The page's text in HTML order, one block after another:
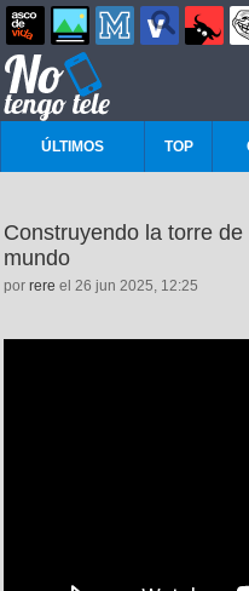
ÚLTIMOS TOP
Construyendo la torre
mundo
por rere el 26 jun 2025, 12:25